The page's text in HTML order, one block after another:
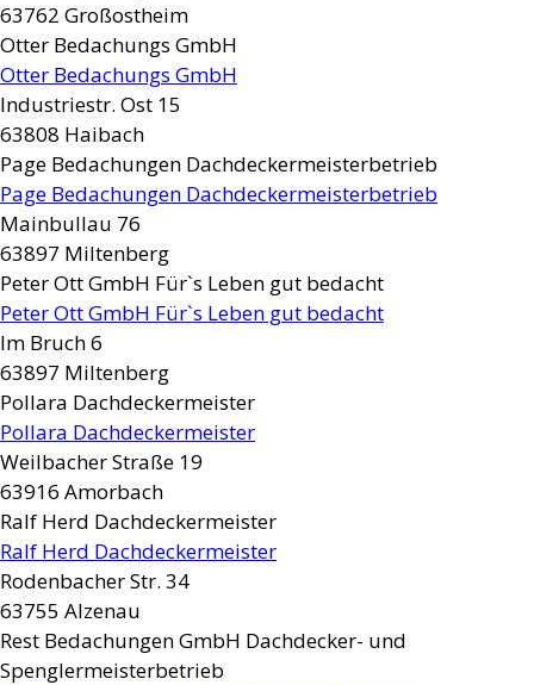
63762 Großostheim
Otter Bedachungs GmbH
Otter Bedachungs GmbH
Industriestr. Ost 15
63808 Haibach
Page Bedachungen Dachdeckermeisterbetrieb
Page Bedachungen Dachdeckermeisterbetrieb
Mainbullau 76
63897 Miltenberg
Peter Ott GmbH Für`s Leben gut bedacht
Peter Ott GmbH Für`s Leben gut bedacht
Im Bruch 6
63897 Miltenberg
Pollara Dachdeckermeister
Pollara Dachdeckermeister
Weilbacher Straße 19
63916 Amorbach
Ralf Herd Dachdeckermeister
Ralf Herd Dachdeckermeister
Rodenbacher Str. 34
63755 Alzenau
Rest Bedachungen GmbH Dachdecker- und
Spenglermeisterbetrieb